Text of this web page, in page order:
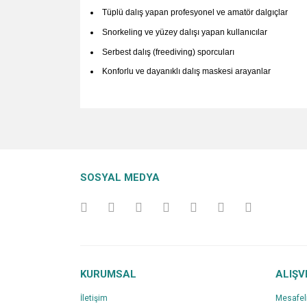
Tüplü dalış yapan profesyonel ve amatör dalgıçlar
Snorkeling ve yüzey dalışı yapan kullanıcılar
Serbest dalış (freediving) sporcuları
Konforlu ve dayanıklı dalış maskesi arayanlar
Ürün açıklamasında eksik bilgiler bulunuyor.
SOSYAL MEDYA
KURUMSAL
İletişim